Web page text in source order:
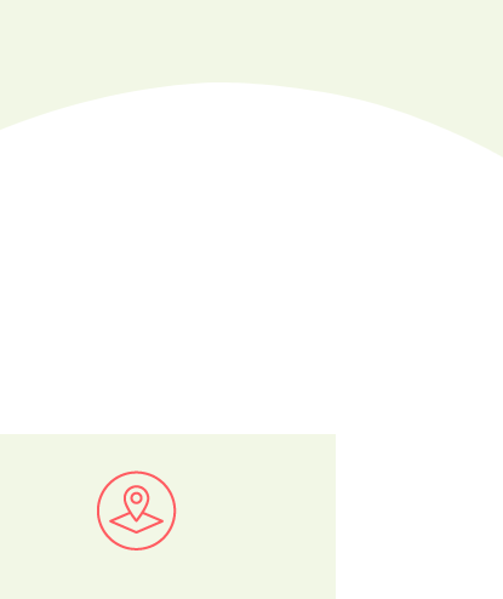
Bekijk in onze kaartviewer